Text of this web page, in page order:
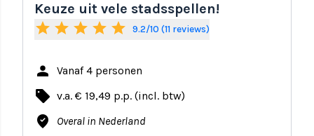
Keuze uit vele stadsspellen!
star star star star star 9.2/10 (11 reviews)
person Vanaf 4 personen
local_offer v.a. € 19,49 p.p. (incl. btw)
where_to_vote Overal in Nederland